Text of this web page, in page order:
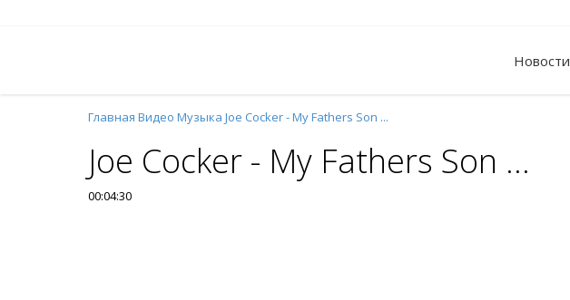
Новости
Главная Видео Музыка Joe Cocker - My Fathers Son ...
Joe Cocker - My Fathers Son ...
00:04:30